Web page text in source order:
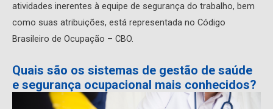
atividades inerentes à equipe de segurança do trabalho, bem
como suas atribuições, está representada no Código
Brasileiro de Ocupação – CBO.
Quais são os sistemas de gestão de saúde
e segurança ocupacional mais conhecidos?